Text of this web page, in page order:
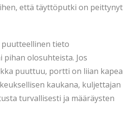
että täyttöputki on peittynyt
puutteellinen tieto
olosuhteista. Jos
puuttuu, portti on liian kapea
kaukana, kuljettajan
turvallisesti ja määräysten